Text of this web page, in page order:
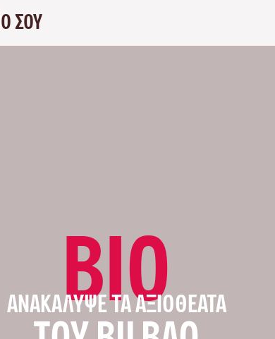
ΣΟΥ
BIO
ΑΝΑΚΆΛΥΨΕ ΤΑ ΑΞΙΟΘΈΑΤΑ